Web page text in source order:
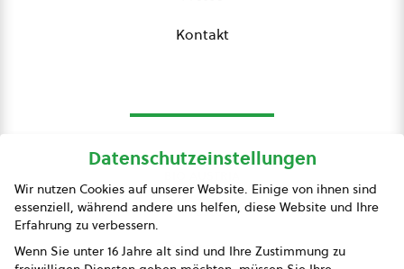
Kontakt
Presse
Impressum
Datenschutzeinstellungen
Wir nutzen Cookies auf unserer Website. Einige von ihnen sind
essenziell, während andere uns helfen, diese Website und Ihre
Erfahrung zu verbessern.
Wenn Sie unter 16 Jahre alt sind und Ihre Zustimmung zu